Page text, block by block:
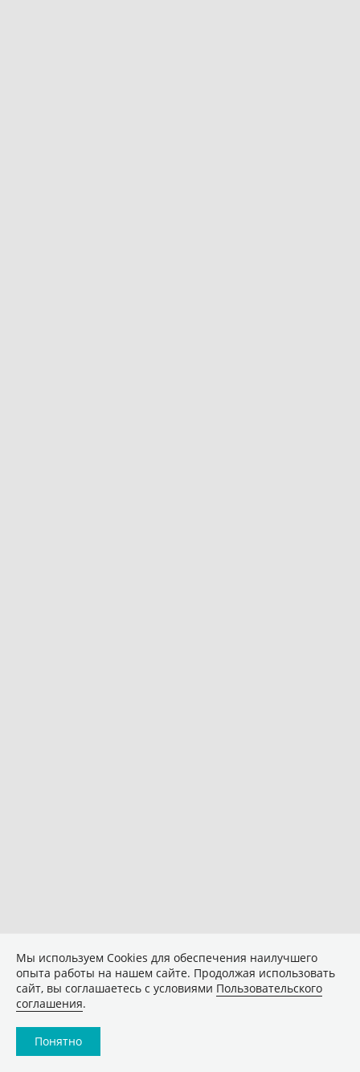
Мы используем Сookies для обеспечения наилучшего
опыта работы на нашем сайте. Продолжая использовать
сайт, вы соглашаетесь с условиями Пользовательского
соглашения.
Понятно